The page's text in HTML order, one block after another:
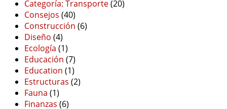
Categoría: Transporte(20)
Consejos (40)
Construcción (6)
Diseño (4)
Ecología (1)
Educación (7)
Education (1)
Estructuras (2)
Fauna (1)
Finanzas (6)